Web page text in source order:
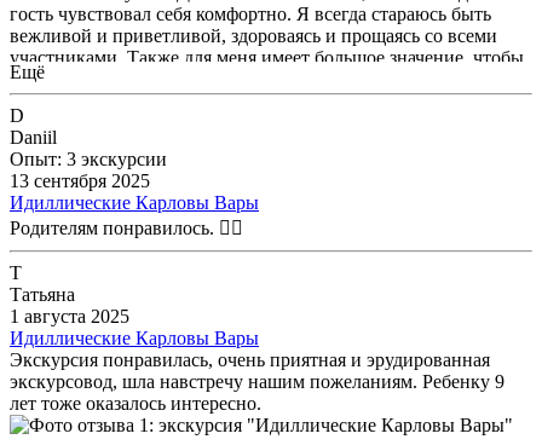
гость чувствовал себя комфортно. Я всегда стараюсь быть
вежливой и приветливой, здороваясь и прощаясь со всеми
участниками. Также для меня имеет большое значение, чтобы
каждый получил ответы на свои вопросы. Поэтому я всегда
открыта к диалогу и готова делиться своими знаниями. Мне
искренне жаль, что в этот раз у вас сложилось иное
впечатление. Я обязательно учту ваш отзыв.
Ещё
D
Daniil
Опыт: 3 экскурсии
13 сентября 2025
Идиллические Карловы Вары
Родителям понравилось. 👍🏼
Т
Татьяна
1 августа 2025
Идиллические Карловы Вары
Экскурсия понравилась, очень приятная и эрудированная
экскурсовод, шла навстречу нашим пожеланиям. Ребенку 9
лет тоже оказалось интересно.